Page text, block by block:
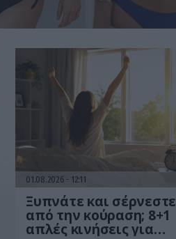
01.08.2026 12:11
Ξυπνάτε και σέρνεστε
από την κούραση; 8+1
απλές κινήσεις για